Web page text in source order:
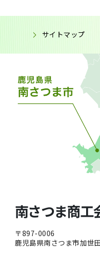
サイトマップ
南さつま商工
〒897-0006
鹿児島県南さつま市加世